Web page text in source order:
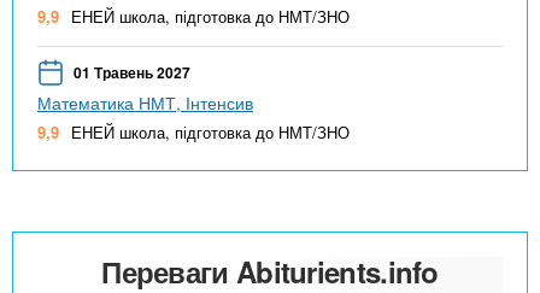
9,9 ЕНЕЙ школа, підготовка до НМТ/ЗНО
01 Травень 2027
Математика НМТ, Інтенсив
9,9 ЕНЕЙ школа, підготовка до НМТ/ЗНО
Переваги Abiturients.info